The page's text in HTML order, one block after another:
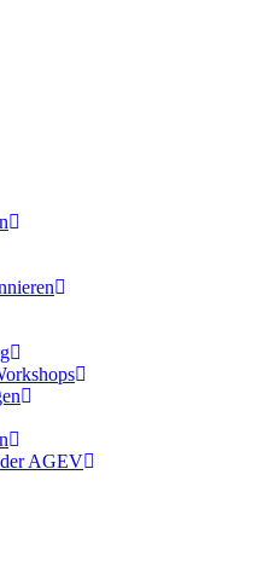
der AGEV